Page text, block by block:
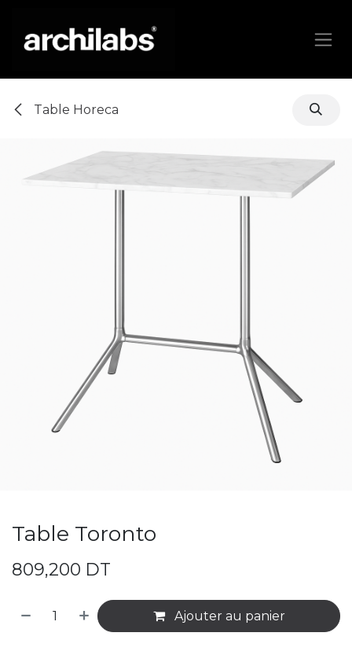
Table Horeca
Table Toronto
809,200 DT
Ajouter au panier